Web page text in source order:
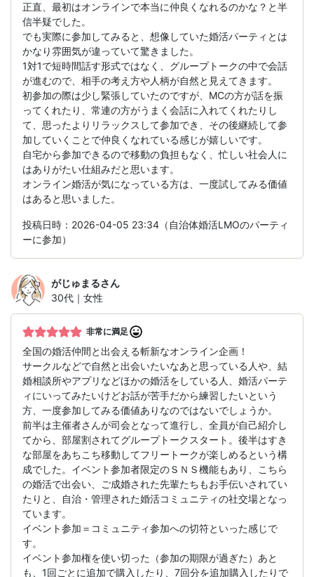
正直、最初はオンラインで本当に仲良くなれるのかな？と半
信半疑でした。
でも実際に参加してみると、想像していた婚活パーティとは
かなり雰囲気が違っていて驚きました。
1対1で短時間話す形式ではなく、グループトークの中で会話
が進むので、相手の考え方や人柄が自然と見えてきます。
初参加の際は少し緊張していたのですが、MCの方が話を振
ってくれたり、常連の方がうまく会話に入れてくれたりし
て、思ったよりリラックスして参加でき、その後継続して参
加していくことで仲良くなれている感じが嬉しいです。
自宅から参加できるので移動の負担もなく、忙しい社会人に
はありがたい仕組みだと思います。
オンライン婚活が気になっている方は、一度試してみる価値
はあると思いました。
投稿日時：2026-04-05 23:34（自治体婚活LMOのパーティ
ーに参加）
がじゅまるさん
30代｜女性
非常に満足
全国の婚活仲間と出会える斬新なオンライン企画！
サークルなどで自然と出会いたいなあと思っている人や、結
婚相談所やアプリなどほかの婚活をしている人、婚活パーテ
ィにいってみたいけどお話が苦手だから練習したいという
方、一度参加してみる価値ありなのではないでしょうか。
前半は主催者さんが司会となって進行し、全員が自己紹介し
てから、部屋割されてグループトークスタート。後半はすき
な部屋をあちこち移動してフリートークが楽しめるという構
成でした。イベント参加者限定のＳＮＳ機能もあり、こちら
の婚活で出会い、ご成婚された先輩たちもお手伝いされてい
たりと、自治・管理された婚活コミュニティの社交場となっ
ています。
イベント参加＝コミュニティ参加への切符といった感じで
す。
イベント参加権を使い切った（参加の期限が過ぎた）あと
も、1回ごとに追加で購入したり、7回分を追加購入したりで